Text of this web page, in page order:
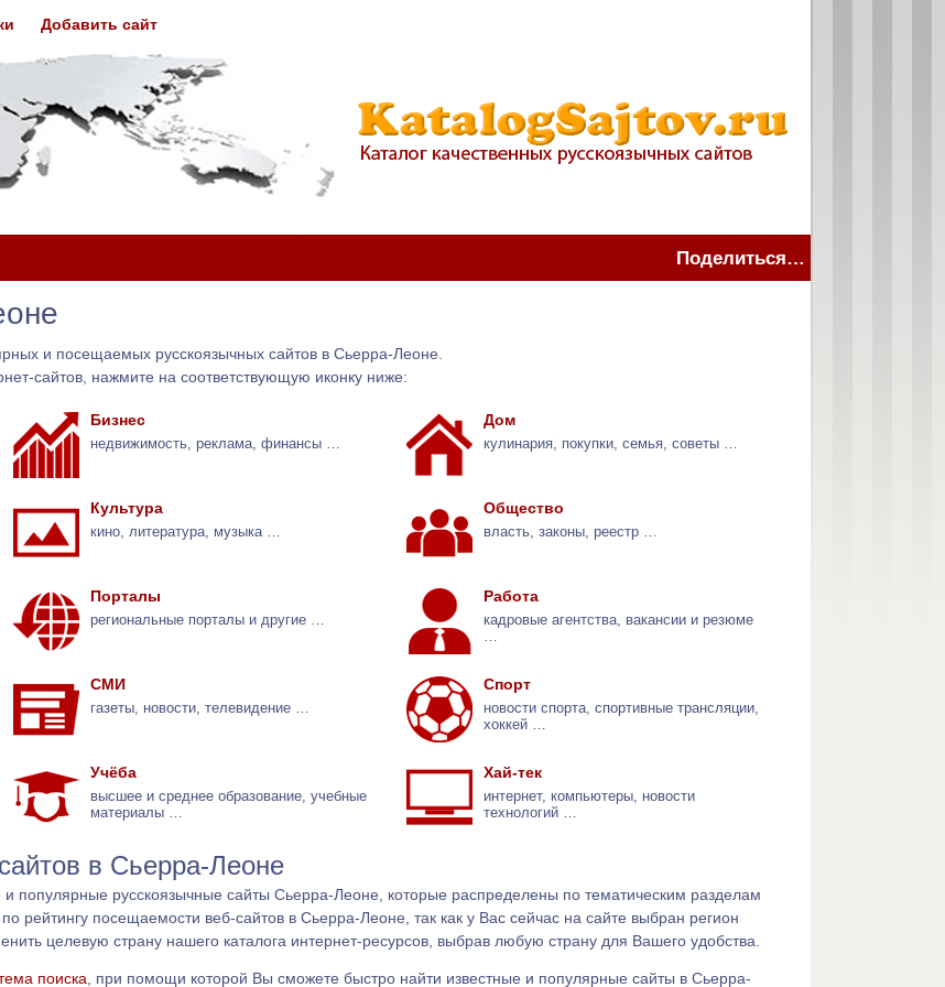
и посещаемых русскоязычных сайтов в Сьерра-Леоне.
сайтов, нажмите на соответствующую иконку ниже:
Бизнес
недвижимость, реклама, финансы …
Дом
кулинария, покупки, семья, советы …
Культура
кино, литература, музыка …
Общество
власть, законы, реестр …
Порталы
региональные порталы и другие …
Работа
кадровые агентства, вакансии и резюме
СМИ
газеты, новости, телевидение …
Спорт
новости спорта, спортивные трансляции,
хоккей …
Учёба
высшее и среднее образование, учебные
материалы …
Хай-тек
интернет, компьютеры, новости
технологий …
в Сьерра-Леоне
популярные русскоязычные сайты Сьерра-Леоне, которые распределены по тематическим разделам
рейтингу посещаемости веб-сайтов в Сьерра-Леоне, так как у Вас сейчас на сайте выбран регион
целевую страну нашего каталога интернет-ресурсов, выбрав любую страну для Вашего удобства.
поиска, при помощи которой Вы сможете быстро найти известные и популярные сайты в Сьерра-
Добавить сайт
Поделиться…